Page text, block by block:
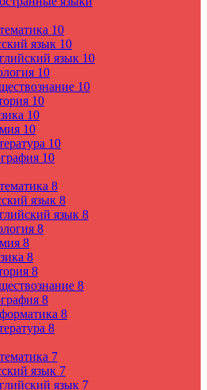
10
язык 10
язык 10
10
10
10
10
10
10
10
8
язык 8
язык 8
8
8
8
8
8
8
8
8
7
язык 7
язык 7